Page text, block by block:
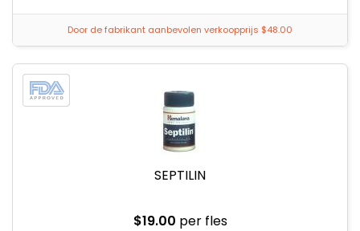
Door de fabrikant aanbevolen verkoopprijs $48.00
SEPTILIN
$19.00 per fles